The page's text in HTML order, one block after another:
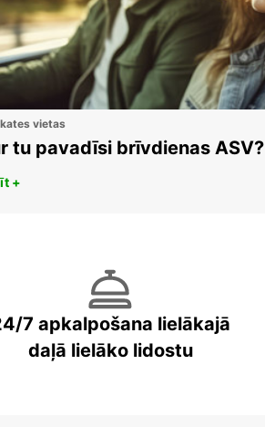
vietas
tu pavadīsi brīvdienas ASV?
+
7 apkalpošana lielākajā
daļā lielāko lidostu